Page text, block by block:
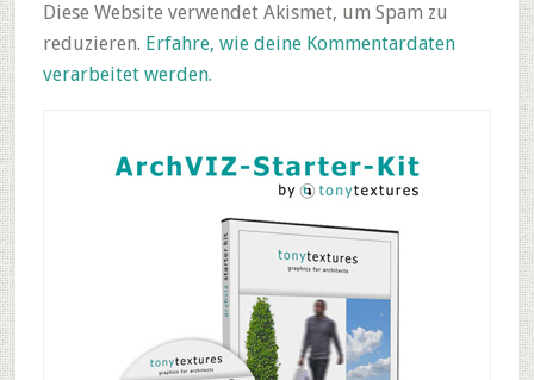
Diese Website verwendet Akismet, um Spam zu
reduzieren. Erfahre, wie deine Kommentardaten
verarbeitet werden.
Sidebar